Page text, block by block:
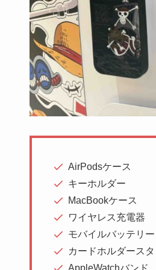
AirPodsケース
キーホルダー
MacBookケース
ワイヤレス充電器
モバイルバッテリー
カードホルダース
AppleWatchバンド